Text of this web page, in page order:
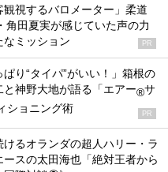
観視するバロメーター」柔道
角田夏実が感じていた声の力
なミッション
PR
ぱり“タイパ”がいい！」箱根の
神野大地が語る「エアー®サ
ショニング術 PR
るオランダの超人ハリー・ラ
スの太田海也「絶対王者から